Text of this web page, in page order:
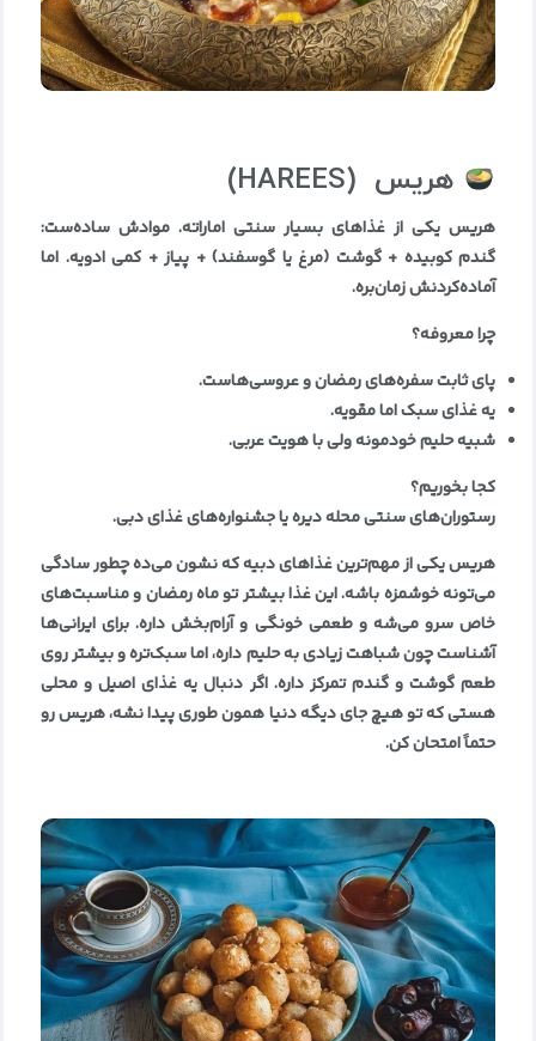
هریس (HAREES)
هریس یکی از غذاهای بسیار سنتی اماراته. موادش ساده‌ست:
گندم کوبیده + گوشت (مرغ یا گوسفند) + پیاز + کمی ادویه. اما
آماده‌کردنش زمان‌بره.
چرا معروفه؟
پای ثابت سفره‌های رمضان و عروسی‌هاست.
یه غذای سبک اما مقویه.
شبیه حلیم خودمونه ولی با هویت عربی.
کجا بخوریم؟
رستوران‌های سنتی محله دیره یا جشنواره‌های غذای دبی.
هریس یکی از مهم‌ترین غذاهای دبیه که نشون می‌ده چطور سادگی
می‌تونه خوشمزه باشه. این غذا بیشتر تو ماه رمضان و مناسبت‌های
خاص سرو می‌شه و طعمی خونگی و آرام‌بخش داره. برای ایرانی‌ها
آشناست چون شباهت زیادی به حلیم داره، اما سبک‌تره و بیشتر روی
طعم گوشت و گندم تمرکز داره. اگر دنبال یه غذای اصیل و محلی
هستی که تو هیچ جای دیگه دنیا همون طوری پیدا نشه، هریس رو
حتماً امتحان کن.